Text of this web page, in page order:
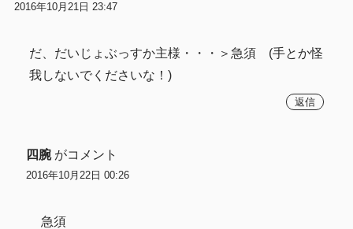
2016年10月21日 23:47
だ、だいじょぶっすか主様・・・＞急須 (手とか怪
我しないでくださいな！)
返信
四腕 がコメント
2016年10月22日 00:26
急須